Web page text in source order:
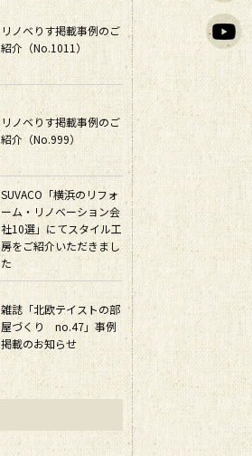
リノベりす掲載事例のご
紹介（No.1011）
リノベりす掲載事例のご
紹介（No.999）
SUVACO「横浜のリフォ
ーム・リノベーション会
社10選」にてスタイル工
房をご紹介いただきまし
た
雑誌「北欧テイストの部
屋づくり no.47」事例
掲載のお知らせ